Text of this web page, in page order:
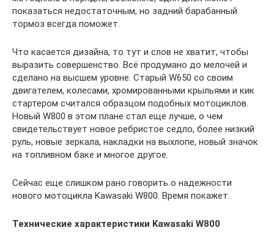
показаться недостаточным, но задний барабанный
тормоз всегда поможет.
Что касается дизайна, то тут и слов не хватит, чтобы
выразить совершенство. Всё продумано до мелочей и
сделано на высшем уровне. Старый W650 со своим
двигателем, колесами, хромированными крыльями и кик
стартером считался образцом подобных мотоциклов.
Новый W800 в этом плане стал еще лучше, о чем
свидетельствует новое ребристое седло, более низкий
руль, новые зеркала, накладки на выхлопе, новый значок
на топливном баке и многое другое.
Сейчас еще слишком рано говорить о надежности
нового мотоцикла Kawasaki W800. Время покажет.
Технические характеристики Kawasaki W800